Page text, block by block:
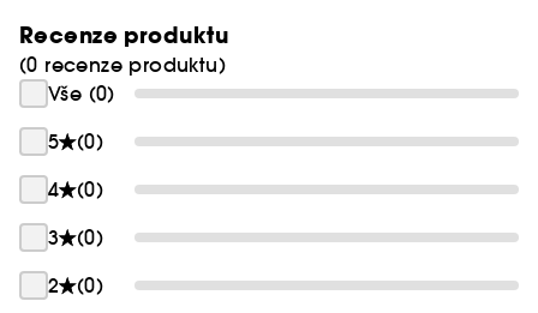
Recenze produktu
(0 recenze produktu)
Vše (0)
5
(0)
4
(0)
3
(0)
2
(0)